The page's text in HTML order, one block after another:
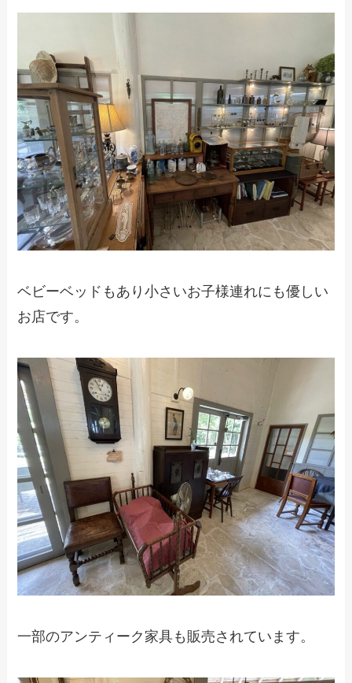
ベビーベッドもあり小さいお子様連れにも優しい
お店です。
一部のアンティーク家具も販売されています。